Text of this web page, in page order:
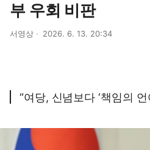
부 우회 비판
서영상 2026. 6. 13. 20:34
“여당, 신념보다 ‘책임의 언